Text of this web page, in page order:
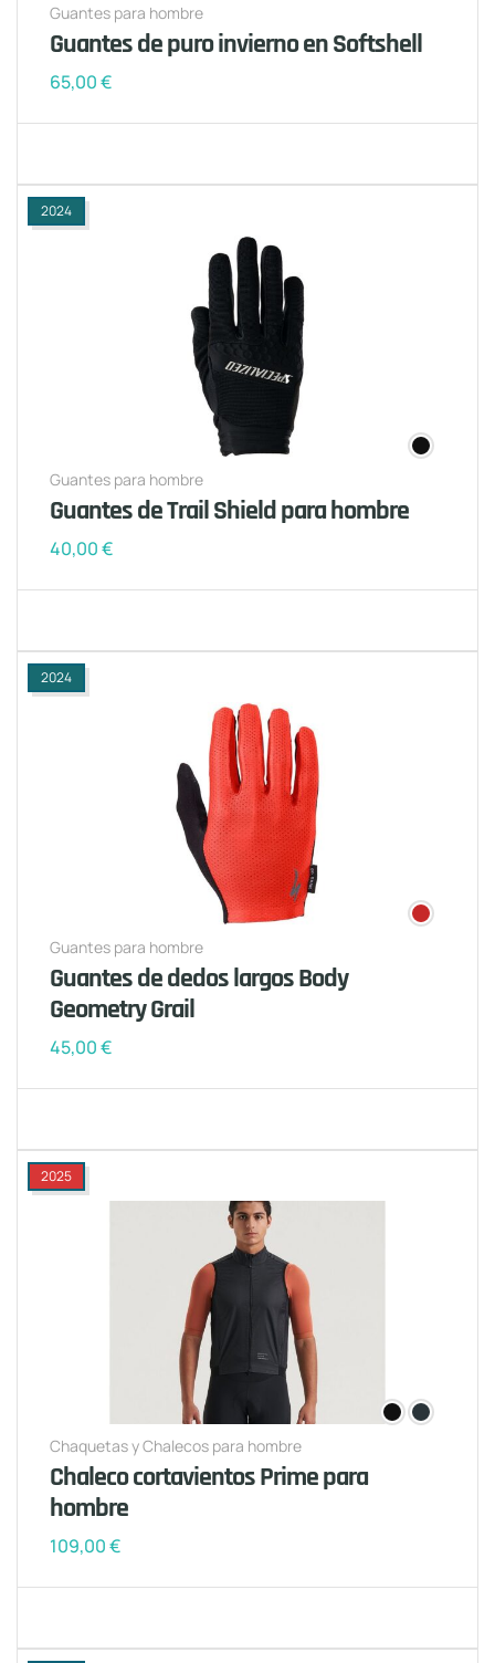
Guantes para hombre
Guantes de puro invierno en Softshell
65,00€
2024
Guantes para hombre
Guantes de Trail Shield para hombre
40,00€
2024
Guantes para hombre
Guantes de dedos largos Body
Geometry Grail
45,00€
2025
Chaquetas y Chalecos para hombre
Chaleco cortavientos Prime para
hombre
109,00€